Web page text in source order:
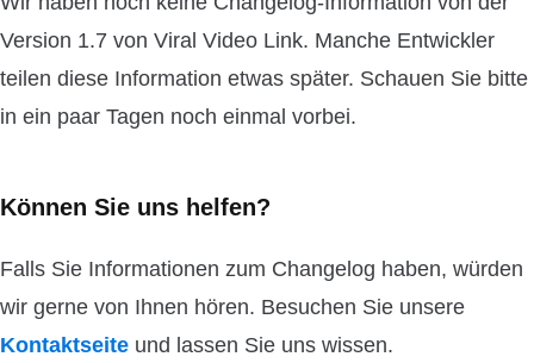
Version 1.7 von Viral Video Link. Manche Entwickler
teilen diese Information etwas später. Schauen Sie bitte
in ein paar Tagen noch einmal vorbei.
Können Sie uns helfen?
Falls Sie Informationen zum Changelog haben, würden
wir gerne von Ihnen hören. Besuchen Sie unsere
Kontaktseite und lassen Sie uns wissen.